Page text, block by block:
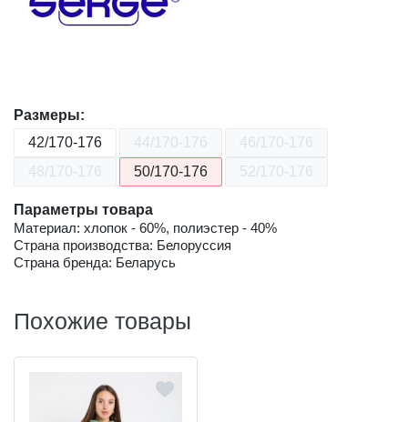
Размеры:
42/170-176
44/170-176
46/170-176
48/170-176
50/170-176 52/170-176
Параметры товара
Материал: хлопок - 60%, полиэстер - 40%
Страна производства: Белоруссия
Страна бренда: Беларусь
Похожие товары